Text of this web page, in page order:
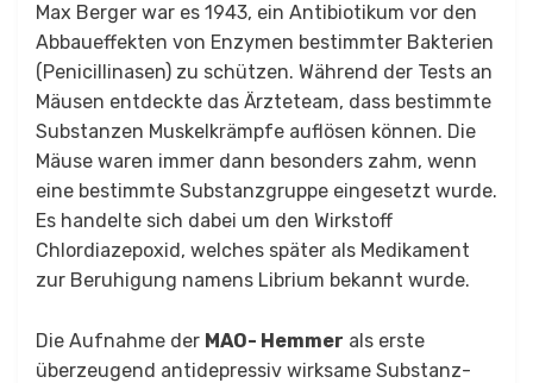
Max Berger war es 1943, ein Antibiotikum vor den
Abbaueffekten von Enzymen bestimmter Bakterien
(Penicillinasen) zu schützen. Während der Tests an
Mäusen entdeckte das Ärzteteam, dass bestimmte
Substanzen Muskelkrämpfe auflösen können. Die
Mäuse waren immer dann besonders zahm, wenn
eine bestimmte Substanzgruppe eingesetzt wurde.
Es handelte sich dabei um den Wirkstoff
Chlordiazepoxid, welches später als Medikament
zur Beruhigung namens Librium bekannt wurde.
Die Aufnahme der MAO- Hemmer als erste
überzeugend antidepressiv wirksame Substanz-